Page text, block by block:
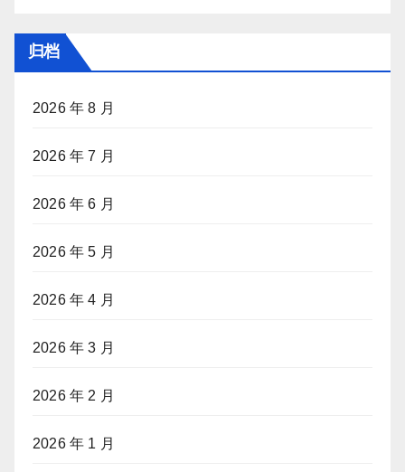
归档
2026 年 8 月
2026 年 7 月
2026 年 6 月
2026 年 5 月
2026 年 4 月
2026 年 3 月
2026 年 2 月
2026 年 1 月